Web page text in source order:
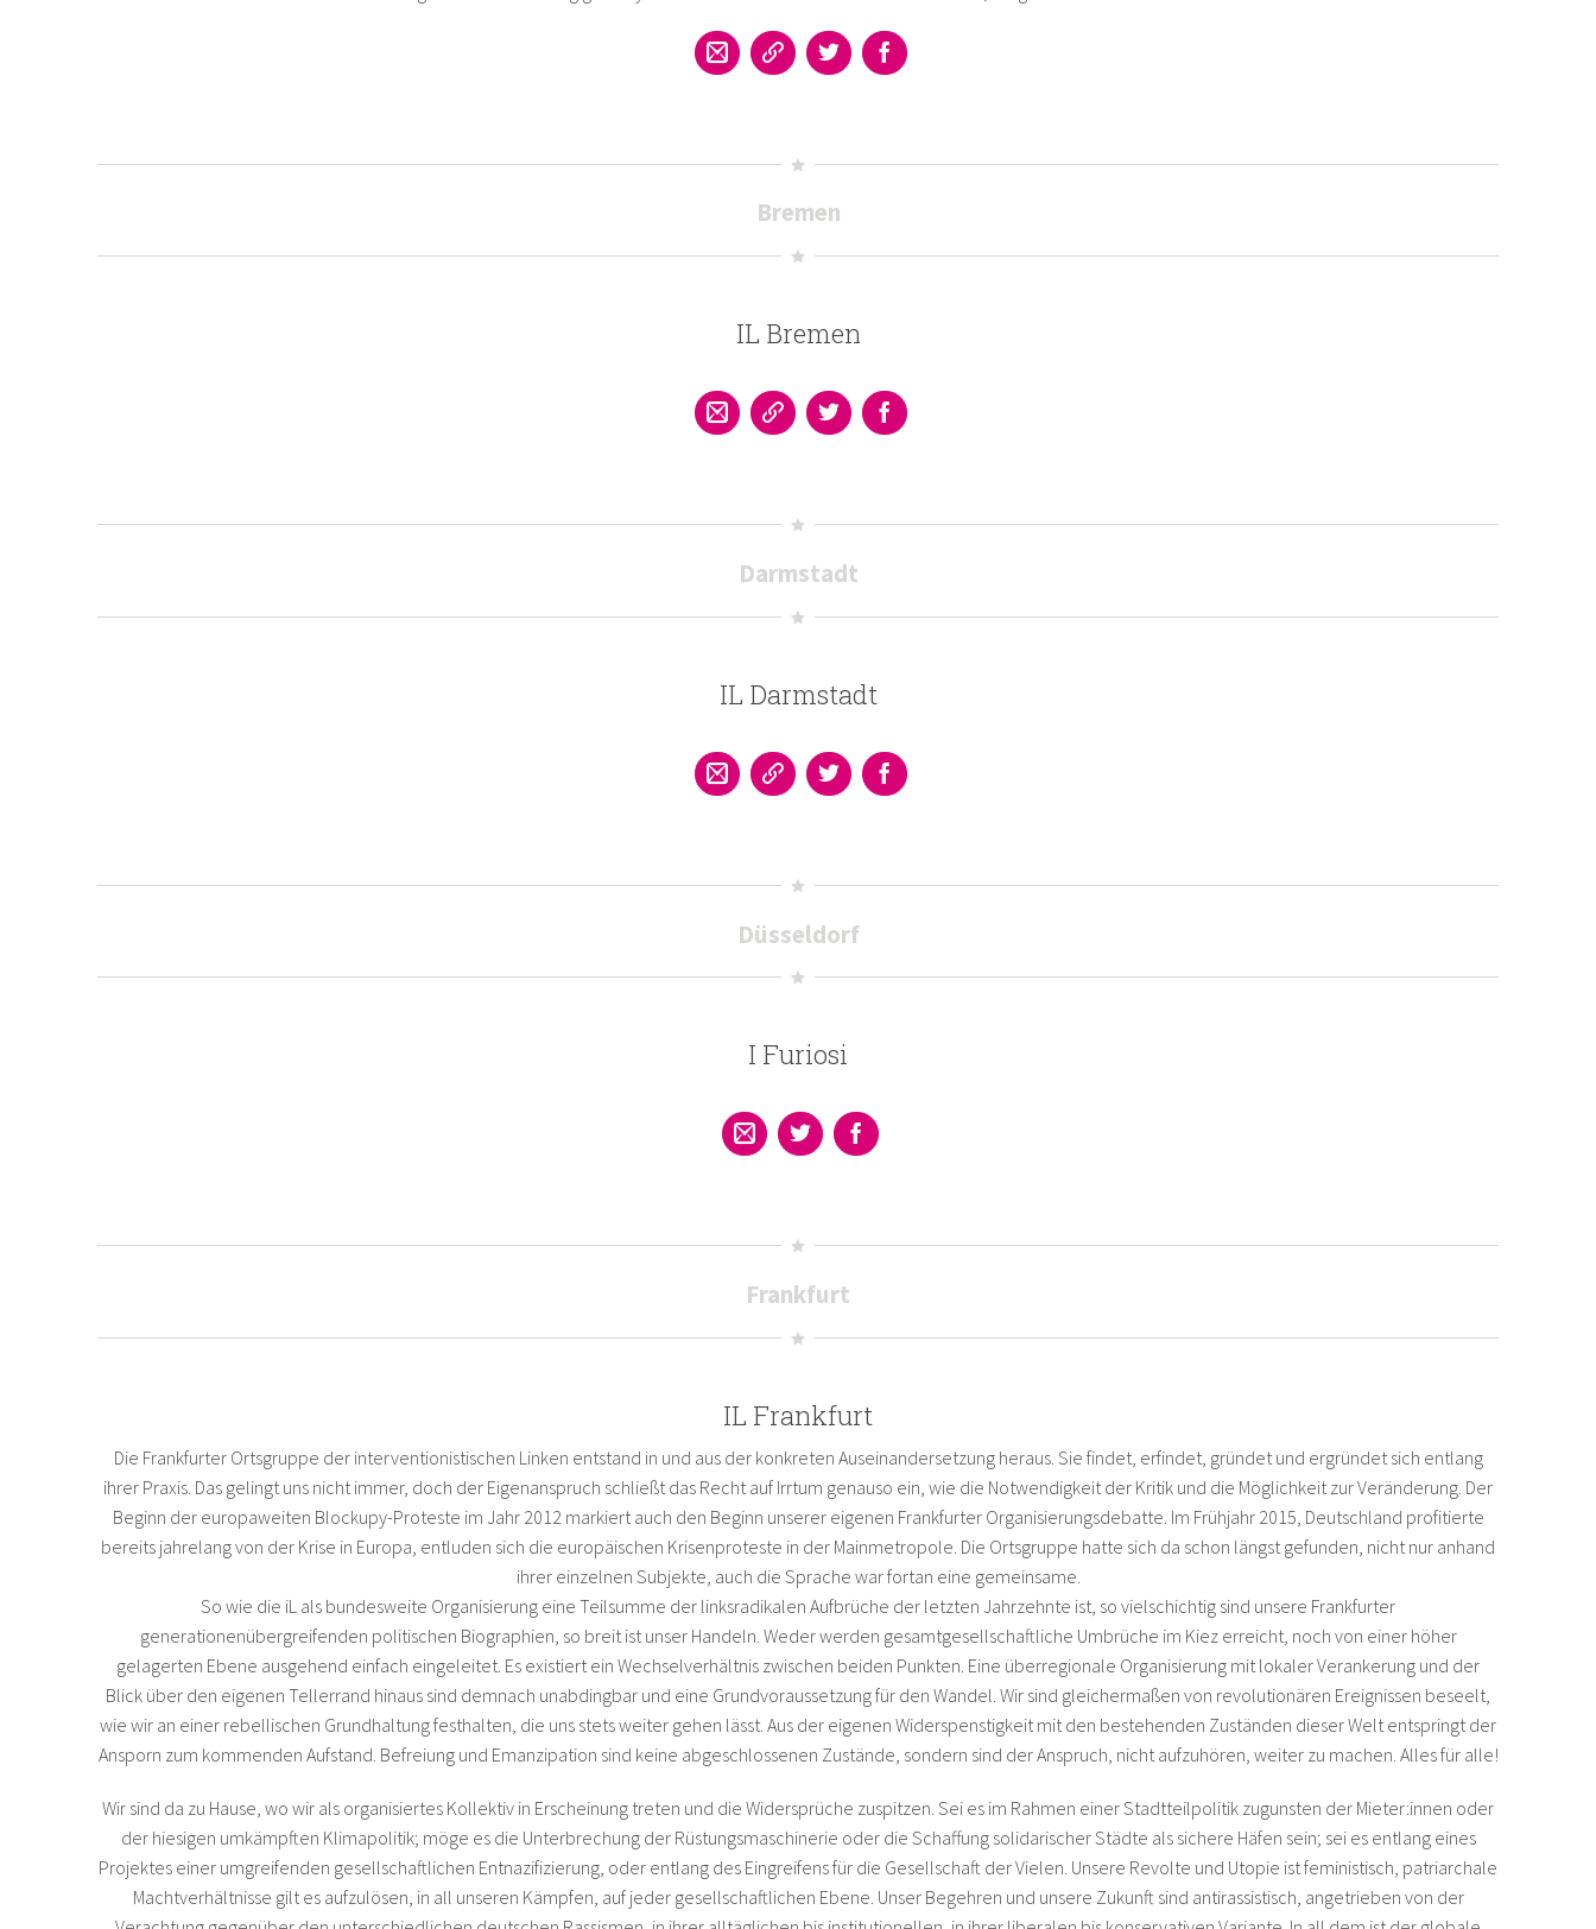
Bremen
IL Bremen
Darmstadt
IL Darmstadt
Düsseldorf
I Furiosi
Frankfurt
IL Frankfurt
Die Frankfurter Ortsgruppe der interventionistischen Linken entstand in und aus der konkreten Auseinandersetzung heraus. Sie findet, erfindet, gründet und ergründet sich entlang
ihrer Praxis. Das gelingt uns nicht immer, doch der Eigenanspruch schließt das Recht auf Irrtum genauso ein, wie die Notwendigkeit der Kritik und die Möglichkeit zur Veränderung. Der
Beginn der europaweiten Blockupy-Proteste im Jahr 2012 markiert auch den Beginn unserer eigenen Frankfurter Organisierungsdebatte. Im Frühjahr 2015, Deutschland profitierte
bereits jahrelang von der Krise in Europa, entluden sich die europäischen Krisenproteste in der Mainmetropole. Die Ortsgruppe hatte sich da schon längst gefunden, nicht nur anhand
ihrer einzelnen Subjekte, auch die Sprache war fortan eine gemeinsame.
So wie die iL als bundesweite Organisierung eine Teilsumme der linksradikalen Aufbrüche der letzten Jahrzehnte ist, so vielschichtig sind unsere Frankfurter
generationenübergreifenden politischen Biographien, so breit ist unser Handeln. Weder werden gesamtgesellschaftliche Umbrüche im Kiez erreicht, noch von einer höher
gelagerten Ebene ausgehend einfach eingeleitet. Es existiert ein Wechselverhältnis zwischen beiden Punkten. Eine überregionale Organisierung mit lokaler Verankerung und der
Blick über den eigenen Tellerrand hinaus sind demnach unabdingbar und eine Grundvoraussetzung für den Wandel. Wir sind gleichermaßen von revolutionären Ereignissen beseelt,
wie wir an einer rebellischen Grundhaltung festhalten, die uns stets weiter gehen lässt. Aus der eigenen Widerspenstigkeit mit den bestehenden Zuständen dieser Welt entspringt der
Ansporn zum kommenden Aufstand. Befreiung und Emanzipation sind keine abgeschlossenen Zustände, sondern sind der Anspruch, nicht aufzuhören, weiter zu machen. Alles für alle!
Wir sind da zu Hause, wo wir als organisiertes Kollektiv in Erscheinung treten und die Widersprüche zuspitzen. Sei es im Rahmen einer Stadtteilpolitik zugunsten der Mieter:innen oder
der hiesigen umkämpften Klimapolitik; möge es die Unterbrechung der Rüstungsmaschinerie oder die Schaffung solidarischer Städte als sichere Häfen sein; sei es entlang eines
Projektes einer umgreifenden gesellschaftlichen Entnazifizierung, oder entlang des Eingreifens für die Gesellschaft der Vielen. Unsere Revolte und Utopie ist feministisch, patriarchale
Machtverhältnisse gilt es aufzulösen, in all unseren Kämpfen, auf jeder gesellschaftlichen Ebene. Unser Begehren und unsere Zukunft sind antirassistisch, angetrieben von der